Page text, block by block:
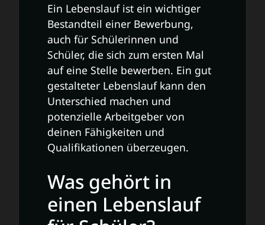
Ein Lebenslauf ist ein wichtiger
Bestandteil einer Bewerbung,
auch für Schülerinnen und
Schüler, die sich zum ersten Mal
auf eine Stelle bewerben. Ein gut
gestalteter Lebenslauf kann den
Unterschied machen und
potenzielle Arbeitgeber von
deinen Fähigkeiten und
Qualifikationen überzeugen.
Was gehört in
einen Lebenslauf